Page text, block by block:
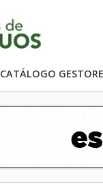
CATÁLOGO